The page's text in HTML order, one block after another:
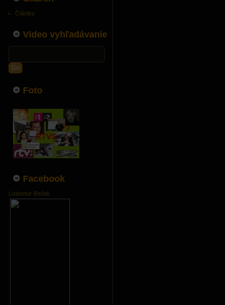
Články
Video vyhľadávanie
Go
Foto
Facebook
Lubomir Belak